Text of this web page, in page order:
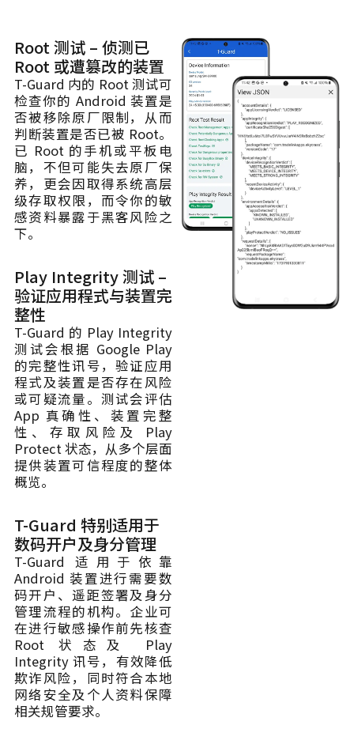
Root 测试 – 侦测已
Root 或遭篡改的装置
T-Guard 内的 Root 测试可
检查你的 Android 装置是
否被移除原厂限制，从而
判断装置是否已被 Root。
已 Root 的手机或平板电
脑，不但可能失去原厂保
养，更会因取得系统高层
级存取权限，而令你的敏
感资料暴露于黑客风险之
下。
Play Integrity 测试 –
验证应用程式与装置完
整性
T-Guard 的 Play Integrity
测试会根据 Google Play
的完整性讯号，验证应用
程式及装置是否存在风险
或可疑流量。测试会评估
App 真确性、装置完整
性、存取风险及 Play
Protect 状态，从多个层面
提供装置可信程度的整体
概览。
T-Guard 特别适用于
数码开户及身分管理
T-Guard 适用于依靠
Android 装置进行需要数
码开户、遥距签署及身分
管理流程的机构。企业可
在进行敏感操作前先核查
Root 状态及 Play
Integrity 讯号，有效降低
欺诈风险，同时符合本地
网络安全及个人资料保障
相关规管要求。